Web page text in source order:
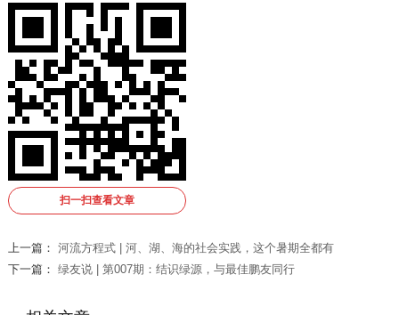
扫一扫查看文章
上一篇： 河流方程式 | 河、湖、海的社会实践，这个暑期全都有
下一篇： 绿友说 | 第007期：结识绿源，与最佳鹏友同行